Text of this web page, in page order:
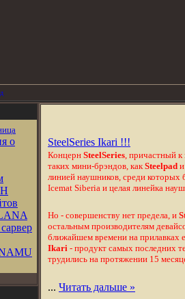
о
SteelSeries Ikari !!!
Концерн SteelSeries, причастный к
таких мини-брэндов, какSteelpad
линией наушников, среди которых
Icemat Siberia и целая линейка
Но - совершенству нет предела, и
остальным производителям
ближайшем времени на прилавках
Ikari - продукт самых последних
трудились на протяжении 15
... Читать дальше »